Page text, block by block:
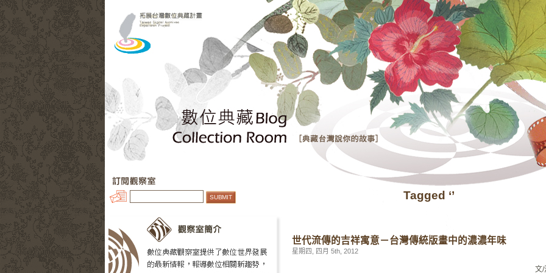
Tagged ‘’
世代流傳的吉祥寓意－台灣傳統版畫中的濃濃年味
星期四, 四月 5th, 2012
文/